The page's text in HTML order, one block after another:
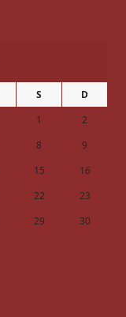
S
D
1
2
8
9
15
16
22
23
29
30